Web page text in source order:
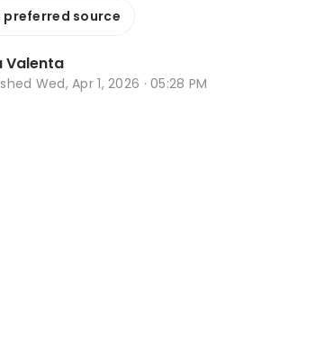
preferred source
Valenta
Wed, Apr 1, 2026 · 05:28 PM